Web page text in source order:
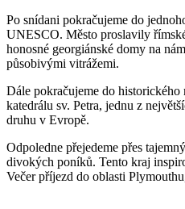
Po snídani pokračujeme do
UNESCO. Město proslavily
honosné georgiánské domy na
působivými vitrážemi.
Dále pokračujeme do
katedrálu sv. Petra, jednu z
druhu v Evropě.
Odpoledne přejedeme přes
divokých poníků. Tento kraj
Večer příjezd do oblasti